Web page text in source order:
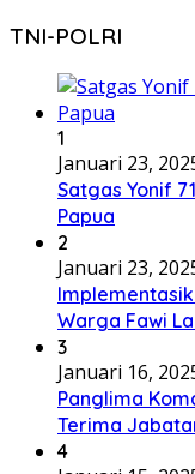
TNI-POLRI
1
Januari 23,
Satgas Yonif
Papua
2
Januari 23,
Warga Fawi
3
Januari 16,
Panglima
Terima
4